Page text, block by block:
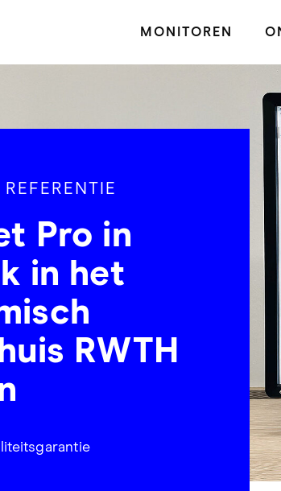
MONITOREN
Pro in
in het
RWTH